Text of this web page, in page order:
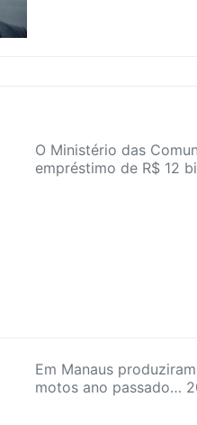
O Ministério das
empréstimo de R$ 12
Em Manaus
motos ano passado…